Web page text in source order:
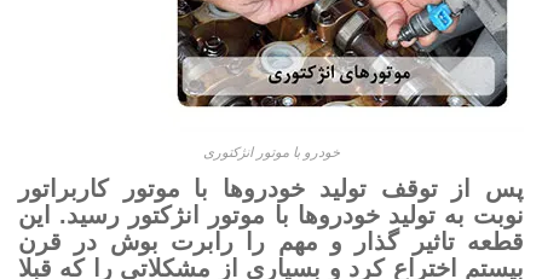
خودرو با موتور انژکتوری
پس از توقف تولید خودروها با موتور کاربراتور
نوبت به تولید خودروها با موتور انژکتور رسید. این
قطعه تاثیر گذار و مهم را رابرت بوش در قرن
بیستم اختراع کرد و بسیاری از مشکلاتی را که قبلا